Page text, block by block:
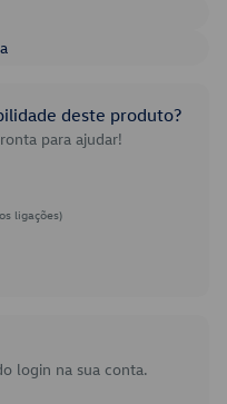
deste produto?
para ajudar!
ligações)
login na sua conta.